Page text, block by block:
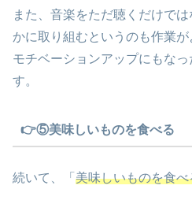
また、音楽をただ聴くだけで
かに取り組むというのも作業が
モチベーションアップにもな
す。
👉⑤美味しいものを食べる
続いて、「 美味しいものを食べ